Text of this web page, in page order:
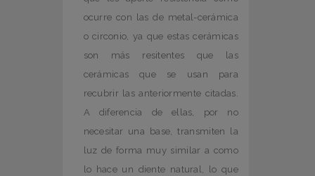
ocurre con las de metal-cerámica
o circonio, ya que estas cerámicas
son más resitentes que las
cerámicas que se usan para
recubrir las anteriormente citadas.
A diferencia de ellas, por no
necesitar una base, transmiten la
luz de forma muy similar a como
lo hace un diente natural, lo que